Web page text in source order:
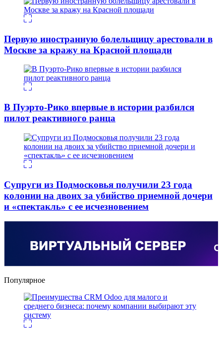
Первую иностранную болельщицу арестовали в
Москве за кражу на Красной площади
В Пуэрто-Рико впервые в истории разбился
пилот реактивного ранца
Супруги из Подмосковья получили 23 года
колонии на двоих за убийство приемной дочери
и «спектакль» с ее исчезновением
Популярное